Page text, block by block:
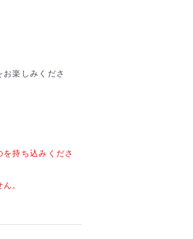
楽しみくださ
持ち込みくださ
。